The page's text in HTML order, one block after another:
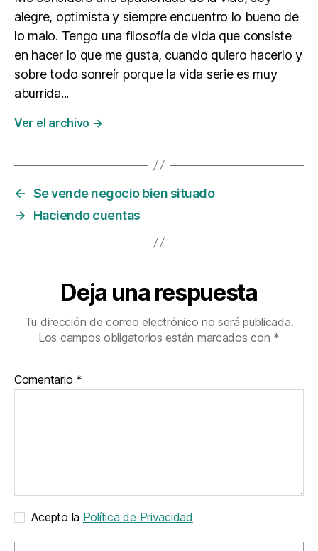
e
bl
o
alegre, optimista y siempre encuentro lo bueno de
lo malo. Tengo una filosofía de vida que consiste
en hacer lo que me gusta, cuando quiero hacerlo y
sobre todo sonreír porque la vida serie es muy
aburrida...
Ver el archivo →
← Se vende negocio bien situado
→
Haciendo cuentas
Deja una respuesta
Tu dirección de correo electrónico no será publicada.
Los campos obligatorios están marcados con *
Comentario *
Acepto la Política de Privacidad